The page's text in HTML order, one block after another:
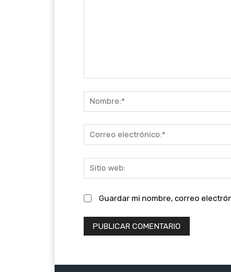
Guardar mi nombre, correo